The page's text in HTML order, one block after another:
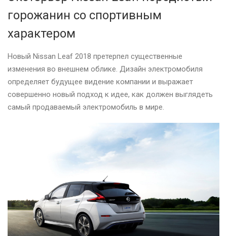
горожанин со спортивным
характером
Новый Nissan Leaf 2018 претерпел существенные
изменения во внешнем облике. Дизайн электромобиля
определяет будущее видение компании и выражает
совершенно новый подход к идее, как должен выглядеть
самый продаваемый электромобиль в мире.